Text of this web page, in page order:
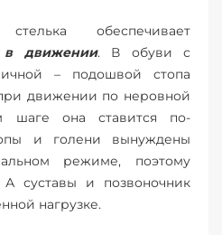
обеспечивает
в движении. В обуви с
– подошвой стопа
при движении по неровной
шаге она ставится по-
и голени вынуждены
режиме, поэтому
А суставы и позвоночник
нагрузке.